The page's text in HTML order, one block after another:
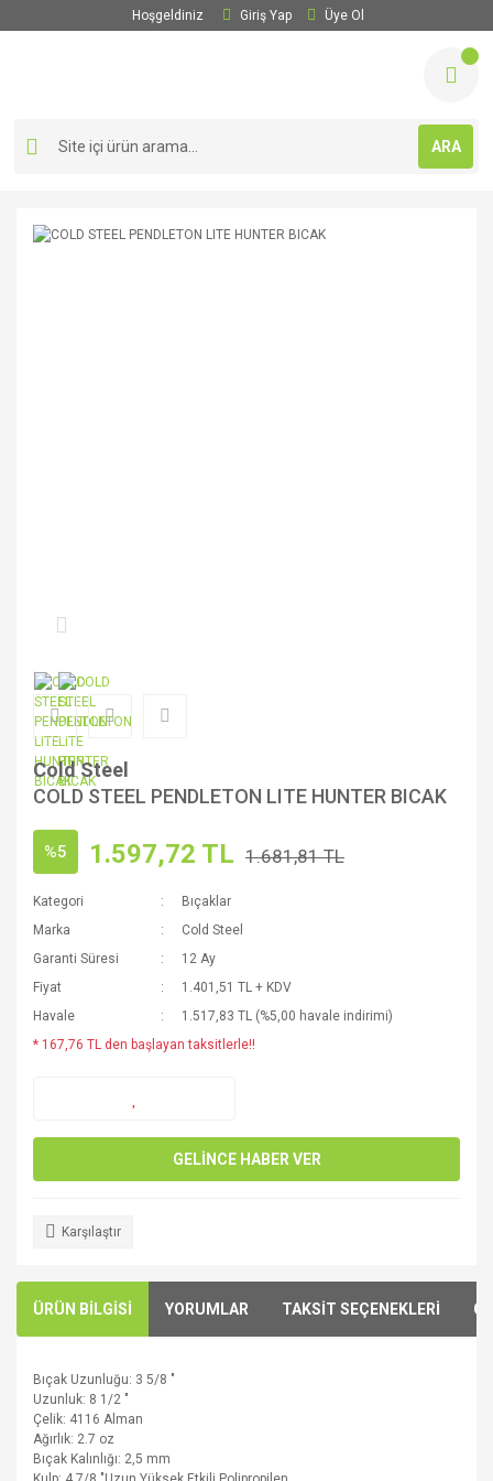
Hoşgeldiniz Giriş Yap Üye Ol
ARA
Cold Steel
COLD STEEL PENDLETON LITE HUNTER BICAK
%5 1.597,72 TL 1.681,81 TL
Kategori
Bıçaklar
Marka
Cold Steel
Garanti Süresi
12 Ay
Fiyat
1.401,51 TL + KDV
Havale
1.517,83 TL (%5,00 havale indirimi)
* 167,76 TL den başlayan taksitlerle!!
GELİNCE HABER VER
Karşılaştır
ÜRÜN BİLGİSİ YORUMLAR TAKSİT SEÇENEKLERİ
Bıçak Uzunluğu: 3 5/8 "
Uzunluk: 8 1/2 "
Çelik: 4116 Alman
Ağırlık: 2.7 oz
Bıçak Kalınlığı: 2,5 mm